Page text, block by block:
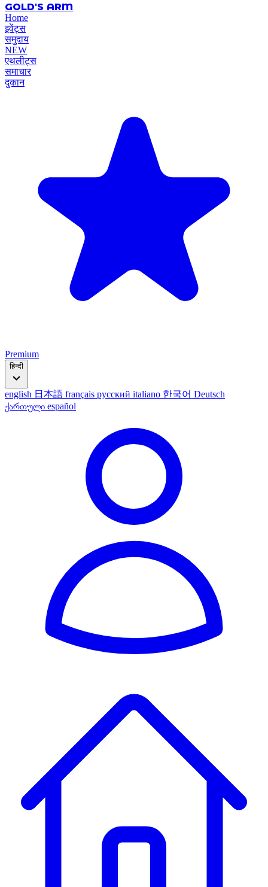
GOLD'S ARM
Home
इवेंट्स
समुदाय
NEW
एथलीट्स
समाचार
दुकान
Premium
हिन्दी
english 日本語 français русский italiano 한국어 Deutsch
ქართული español